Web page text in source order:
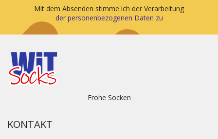
Mit dem Absenden stimme ich der Verarbeitung
der personenbezogenen Daten zu
Frohe Socken
KONTAKT